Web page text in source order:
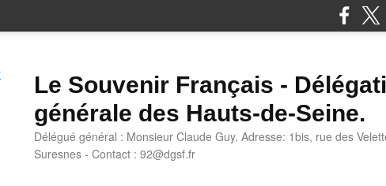
Le Souvenir Français -
générale des Hauts-de-Seine.
Délégué général : Monsieur Claude Guy. Adresse: 1bis, rue des
Suresnes - Contact : 92@dgsf.fr